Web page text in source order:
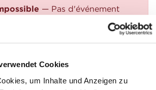
Cookies
um Inhalte und Anzeigen zu
— Pas d'événement
33 67